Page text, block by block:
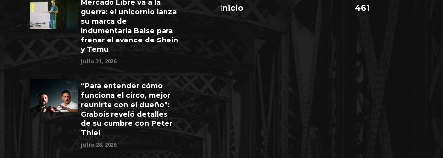
Mercado Libre va a la
guerra: el unicornio lanza
su marca de
indumentaria Balse para
frenar el avance de Shein
y Temu
julio 31, 2026
“Para entender cómo
funciona el circo, mejor
reunirte con el dueño”:
Grabois reveló detalles
de su cumbre con Peter
Thiel
julio 28, 2026
Inicio
461